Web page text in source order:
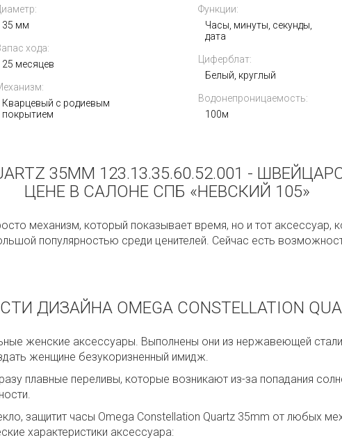
35 мм
хода:
25 месяцев
Кварцевый с родиевым
покрытием
Функции:
Часы, минуты, секунды,
дата
Циферблат:
Белый, круглый
Водонепроницаемость:
100м
35MM 123.13.35.60.52.001 -
ЦЕНЕ В САЛОНЕ СПБ «НЕВСКИЙ 105»
механизм, который показывает время, но и тот аксессуар,
популярностью среди ценителей. Сейчас есть
ДИЗАЙНА OMEGA CONSTELLATION
женские аксессуары. Выполнены они из нержавеющей стали
женщине безукоризненный имидж.
плавные переливы, которые возникают из-за попадания
защитит часы Omega Constellation Quartz 35mm от любых
характеристики аксессуара: